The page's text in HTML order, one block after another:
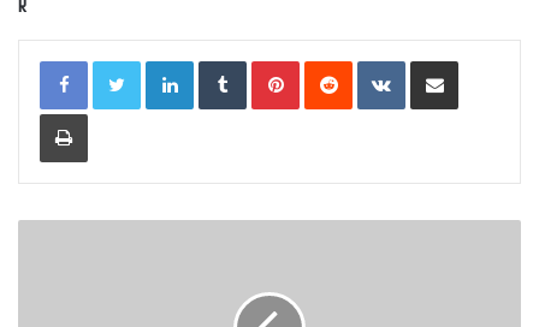
R
LinkedInTumblr PinterestReddit VKontakteShare via Email
Print